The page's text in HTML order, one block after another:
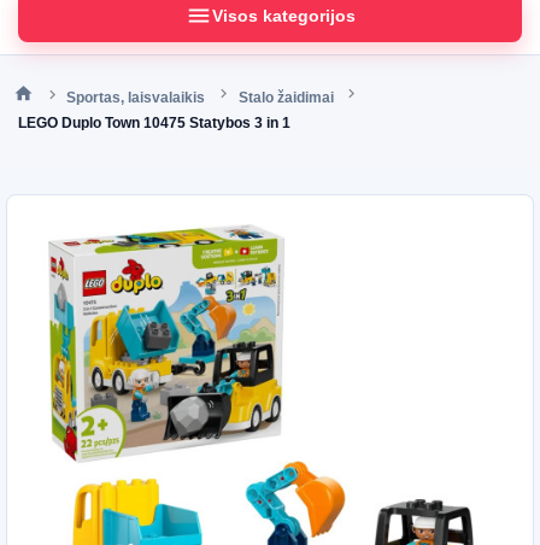
menuVisos kategorijos
Sportas, laisvalaikis
Stalo žaidimai
LEGO Duplo Town 10475 Statybos 3 in 1